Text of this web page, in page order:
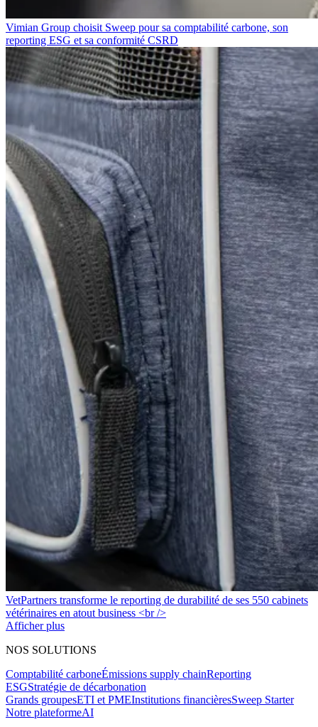
Vimian Group choisit Sweep pour sa comptabilité carbone, son
reporting ESG et sa conformité CSRD
VetPartners transforme le reporting de durabilité de ses 550 cabinets
vétérinaires en atout business <br />
Afficher plus
NOS SOLUTIONS
Comptabilité carboneÉmissions supply chainReporting
ESGStratégie de décarbonation
Grands groupesETI et PMEInstitutions financièresSweep Starter
Notre plateformeAI